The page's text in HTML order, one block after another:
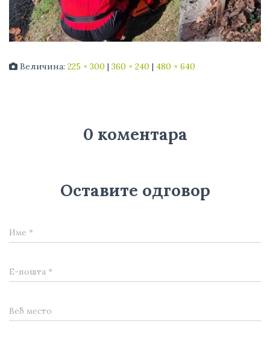
Величина: 225 × 300 | 360 × 240 | 480 × 640
0 коментара
Оставите одговор
Име *
Е-пошта *
Веб место